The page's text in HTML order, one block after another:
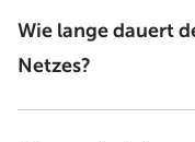
Wie lange dauert
Netzes?